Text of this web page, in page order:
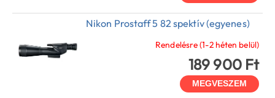
Nikon Prostaff 5 82 spektív (egyenes)
Rendelésre (1-2 héten belül)
189 900 Ft
MEGVESZEM